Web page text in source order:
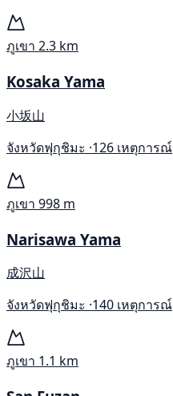
ภูเขา 2.3 km
Kosaka Yama
小坂山
จังหวัดฟุกุชิมะ ·126 เหตุการณ์
ภูเขา 998 m
Narisawa Yama
成沢山
จังหวัดฟุกุชิมะ ·140 เหตุการณ์
ภูเขา 1.1 km